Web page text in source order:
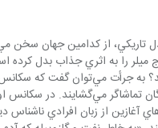
كار جرج ميلر را به اثري جذاب